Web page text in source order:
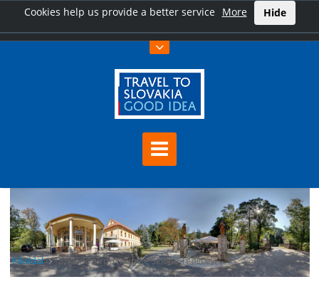
Cookies help us provide a better service More Hide
Főoldal Szklenófürdő (Kúpele Sklené Teplice)